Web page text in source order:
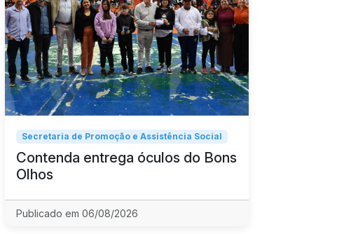
Secretaria de Promoção e Assistência Social
Contenda entrega óculos do Bons
Olhos
Publicado em 06/08/2026